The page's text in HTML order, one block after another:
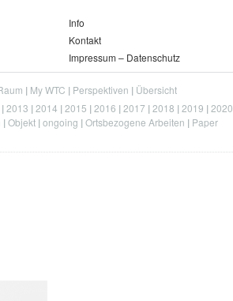
Info
Kontakt
Impressum – Datenschutz
My WTC Perspektiven Übersicht
2013 2014 2015 2016 2017 2018 2019 2020
Objekt ongoing Ortsbezogene Arbeiten
Paper